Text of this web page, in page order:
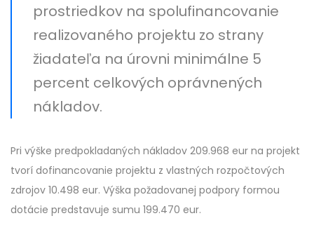
prostriedkov na spolufinancovanie
realizovaného projektu zo strany
žiadateľa na úrovni minimálne 5
percent celkových oprávnených
nákladov.
Pri výške predpokladaných nákladov 209.968 eur na projekt
tvorí dofinancovanie projektu z vlastných rozpočtových
zdrojov 10.498 eur. Výška požadovanej podpory formou
dotácie predstavuje sumu 199.470 eur.